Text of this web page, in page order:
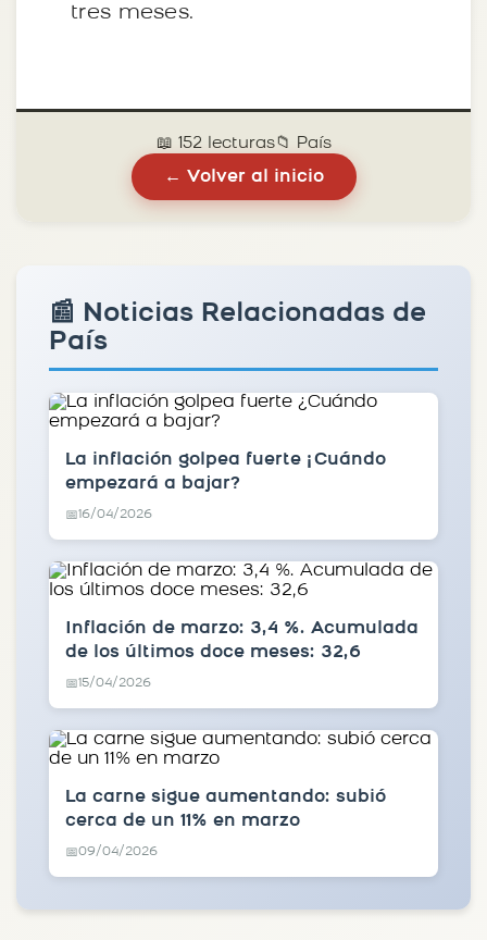
tres meses.
📖 152 lecturas📁 País
← Volver al inicio
📰 Noticias Relacionadas de
País
La inflación golpea fuerte ¿Cuándo
empezará a bajar?
📅16/04/2026
Inflación de marzo: 3,4 %. Acumulada
de los últimos doce meses: 32,6
📅15/04/2026
La carne sigue aumentando: subió
cerca de un 11% en marzo
📅09/04/2026